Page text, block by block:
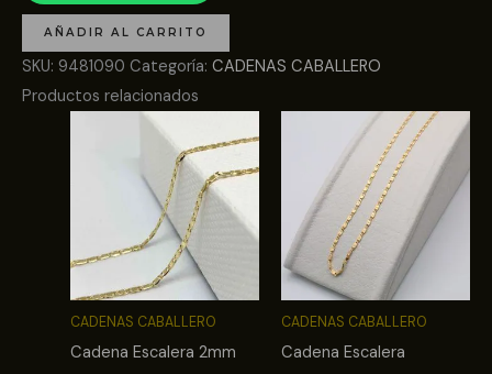
AÑADIR AL CARRITO
SKU: 9481090 Categoría: CADENAS CABALLERO
Productos relacionados
CADENAS CABALLERO
Cadena Escalera 2mm
CADENAS CABALLERO
Cadena Escalera